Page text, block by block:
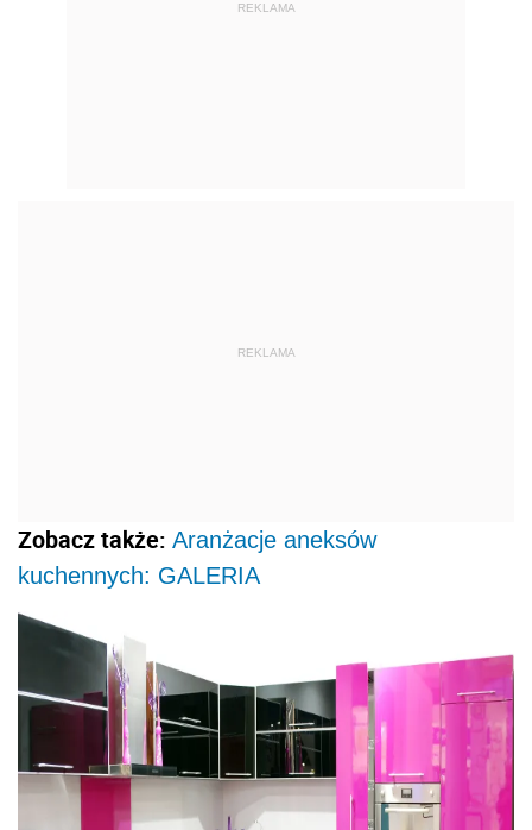
REKLAMA
REKLAMA
Zobacz także: Aranżacje aneksów
kuchennych: GALERIA